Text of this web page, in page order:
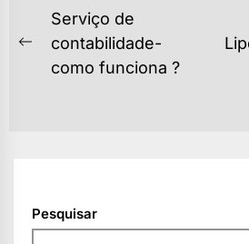
NAVEGAÇÃO
DE
POST
Previous
post:
Serviço de
contabilidade-
como funciona ?
Pesquisar